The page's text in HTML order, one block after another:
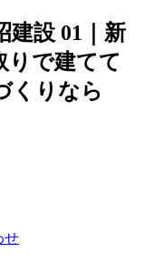
建設 01｜新
りで建てて
くりなら